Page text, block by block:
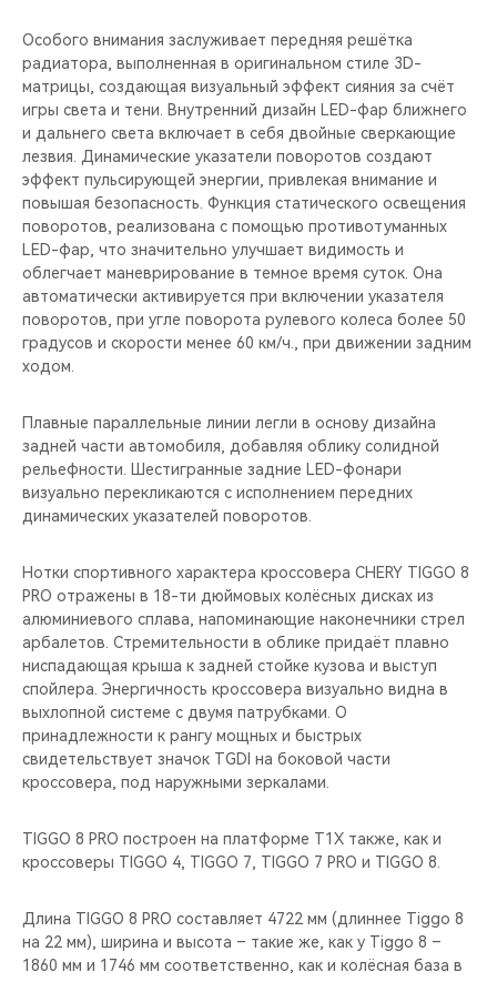
Особого внимания заслуживает передняя решётка
радиатора, выполненная в оригинальном стиле 3D-
матрицы, создающая визуальный эффект сияния за счёт
игры света и тени. Внутренний дизайн LED-фар ближнего
и дальнего света включает в себя двойные сверкающие
лезвия. Динамические указатели поворотов создают
эффект пульсирующей энергии, привлекая внимание и
повышая безопасность. Функция статического освещения
поворотов, реализована с помощью противотуманных
LED-фар, что значительно улучшает видимость и
облегчает маневрирование в темное время суток. Она
автоматически активируется при включении указателя
поворотов, при угле поворота рулевого колеса более 50
градусов и скорости менее 60 км/ч., при движении задним
ходом.
Плавные параллельные линии легли в основу дизайна
задней части автомобиля, добавляя облику солидной
рельефности. Шестигранные задние LED-фонари
визуально перекликаются с исполнением передних
динамических указателей поворотов.
Нотки спортивного характера кроссовера CHERY TIGGO 8
PRO отражены в 18-ти дюймовых колёсных дисках из
алюминиевого сплава, напоминающие наконечники стрел
арбалетов. Стремительности в облике придаёт плавно
ниспадающая крыша к задней стойке кузова и выступ
спойлера. Энергичность кроссовера визуально видна в
выхлопной системе с двумя патрубками. О
принадлежности к рангу мощных и быстрых
свидетельствует значок TGDI на боковой части
кроссовера, под наружными зеркалами.
TIGGO 8 PRO построен на платформе T1X также, как и
кроссоверы TIGGO 4, TIGGO 7, TIGGO 7 PRO и TIGGO 8.
Длина TIGGO 8 PRO составляет 4722 мм (длиннее Tiggo 8
на 22 мм), ширина и высота – такие же, как у Tiggo 8 –
1860 мм и 1746 мм соответственно, как и колёсная база в